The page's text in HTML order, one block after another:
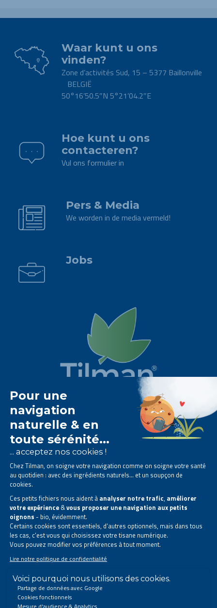
Waar kunt u ons
vinden?
Zone d’activités Sud, 15 – 5377 Baillonville
BELGIË
50°16’50.5″N 5°21’04.2″E
Hoe kunt u ons
contacteren?
Vul ons formulier in
Pers & Media
We worden in de media vermeld!
Jobs
Het Tilman laboratorium is
gespecialiseerd in
fytotherapie
Het biedt unatuurlijke oplossingen op basis van
planten
Producten ontworpen om uw dagelijks leven te
verbeteren.
Alle rechten voorbehouden. © 2026 Tilman
Privacyverklaring
Algemene informatie Bedrijfscontactgegevens |
Deze site is gecreëerd en wordt beheerd in overeenstemming met de Belgische
wetgeving.
Volg ons op sociale media